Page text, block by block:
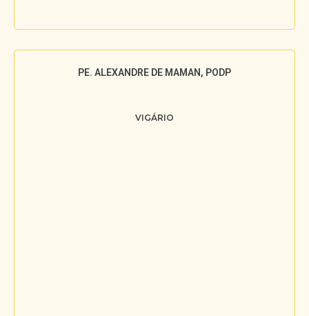
PE. ALEXANDRE DE MAMAN, PODP
VIGÁRIO